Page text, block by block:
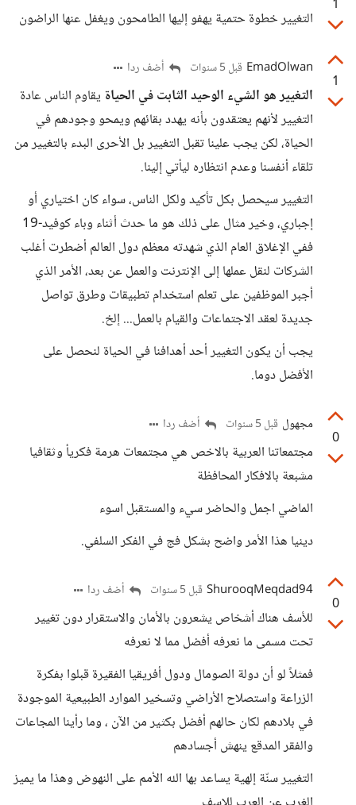
1
التغيير خطوة حتمية يهفو إليها الطامحون ويغفل عنها الراضون
1
EmadOlwan قبل 5 سنوات أضف ردا
التغيير هو الشيء الوحيد الثابت في الحياة يقاوم الناس عادة
التغيير لأنهم يعتقدون بأنه يهدد بقائهم ويمحو وجودهم في
الحياة، لكن يجب علينا تقبل التغيير بل الأحرى البدء بالتغيير من
تلقاء أنفسنا وعدم انتظاره ليأتي إلينا.
التغيير سيحصل بكل تأكيد ولكل الناس، سواء كان اختياري أو
إجباري، وخير مثال على ذلك هو ما حدث أثناء وباء كوفيد-19
ففي الإغلاق العام الذي شهدته معظم دول العالم أضطرت أغلب
الشركات لنقل عملها إلى الإنترنت والعمل عن بعد، الأمر الذي
أجبر الموظفين على تعلم استخدام تطبيقات وطرق تواصل
جديدة لعقد الاجتماعات والقيام بالعمل... إلخ.
يجب أن يكون التغيير أحد أهدافنا في الحياة لنحصل على
الأفضل دوما.
0
مجهول قبل 5 سنوات أضف ردا
مجتمعاتنا العربية بالاخص هي مجتمعات هرمة فكريأ وثقافيا
مشبعة بالافكار المحافظة
الماضي اجمل والحاضر سيء والمستقبل اسوء
دينيا هذا الأمر واضح بشكل فج في الفكر السلفي.
0
ShurooqMeqdad94 قبل 5 سنوات أضف ردا
للأسف هناك أشخاص يشعرون بالأمان والاستقرار دون تغيير
تحت مسمى ما نعرفه أفضل مما لا نعرفه
فمثلاً لو أن دولة الصومال ودول أفريقيا الفقيرة قبلوا بفكرة
الزراعة واستصلاح الأراضي وتسخير الموارد الطبيعية الموجودة
في بلادهم لكان حالهم أفضل بكثير من الآن ، وما رأينا المجاعات
والفقر المدقع ينهش أجسادهم
التغيير سنّة إلهية يساعد بها الله الأمم على النهوض وهذا ما يميز